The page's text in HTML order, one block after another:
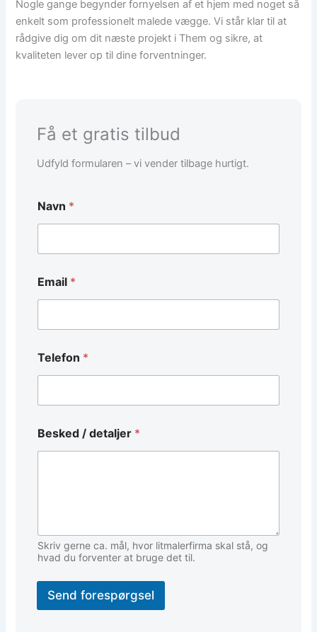
Nogle gange begynder fornyelsen af et hjem med noget så
enkelt som professionelt malede vægge. Vi står klar til at
rådgive dig om dit næste projekt i Them og sikre, at
kvaliteten lever op til dine forventninger.
Få et gratis tilbud
Udfyld formularen – vi vender tilbage hurtigt.
Navn *
Email *
Telefon *
d
e
E
m
i
Besked / detaljer *
Skriv gerne ca. mål, hvor litmalerfirma skal stå, og
hvad du forventer at bruge det til.
Send forespørgsel